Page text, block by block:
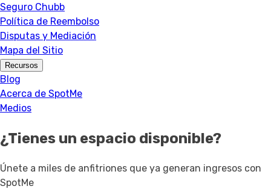
Seguro Chubb
Política de Reembolso
Disputas y Mediación
Mapa del Sitio
Recursos
Blog
Acerca de SpotMe
Medios
¿Tienes un espacio disponible?
Únete a miles de anfitriones que ya generan ingresos con
SpotMe